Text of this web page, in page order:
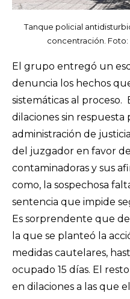
Tanque policial
concentración.
El grupo entregó un
denuncia los hechos
sistemáticas al proceso.
dilaciones sin respuesta
administración de
del juzgador en favor
contaminadoras y sus
como, la sospechosa
sentencia que impide
Es sorprendente que
la que se planteó la
medidas cautelares,
ocupado 15 días. El
en dilaciones a las que